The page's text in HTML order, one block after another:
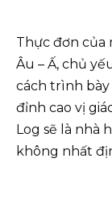
Thực đơn của
Âu – Ấ, chủ
cách trình
đỉnh cao vị
Log sẽ là nhà
không nhất